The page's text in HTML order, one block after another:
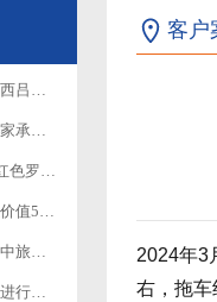
飞机之家空中广告引爆山西吕梁中阳县上空
飞机之家集团正式签约独家承包运营新疆玉其塔什景区，打造低空旅游新标杆！
阳泉一架价值500多万的红色罗宾逊直升机开展静展活动
济南一小伙新婚现场，租价值500多万的直升机助阵
张家口直升机草原天路空中旅游正式开启
飞机之家出动三架直升机进行大地区农喷作业
客户
2024年3
右，拖车